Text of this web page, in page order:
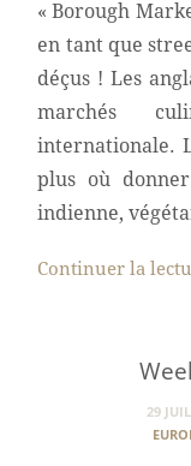
« Borough
en tant que
déçus ! Les
marchés
internationale.
plus où
indienne,
Continuer la
29